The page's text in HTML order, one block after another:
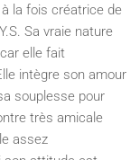
la fois créatrice de
Sa vraie nature
elle fait
intègre son amour
souplesse pour
très amicale
assez